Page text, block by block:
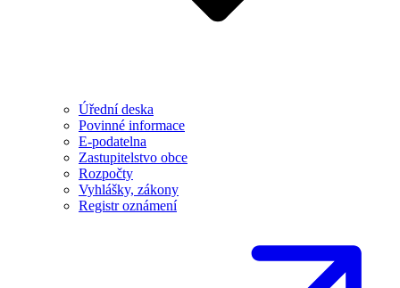
Úřední deska
Povinné informace
E-podatelna
Zastupitelstvo obce
Rozpočty
Vyhlášky, zákony
Registr oznámení